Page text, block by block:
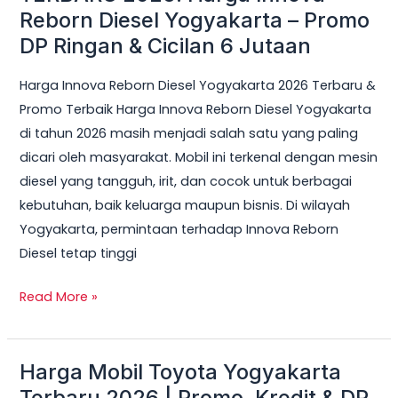
Reborn Diesel Yogyakarta – Promo
DP Ringan & Cicilan 6 Jutaan
Harga Innova Reborn Diesel Yogyakarta 2026 Terbaru &
Promo Terbaik Harga Innova Reborn Diesel Yogyakarta
di tahun 2026 masih menjadi salah satu yang paling
dicari oleh masyarakat. Mobil ini terkenal dengan mesin
diesel yang tangguh, irit, dan cocok untuk berbagai
kebutuhan, baik keluarga maupun bisnis. Di wilayah
Yogyakarta, permintaan terhadap Innova Reborn
Diesel tetap tinggi
Cicilan
6
Read More »
Harga Mobil Toyota Yogyakarta
Harga
Mobil